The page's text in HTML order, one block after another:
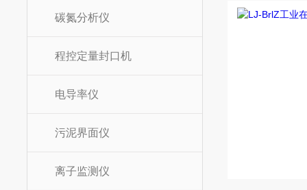
碳氮分析仪
程控定量封口机
电导率仪
污泥界面仪
离子监测仪